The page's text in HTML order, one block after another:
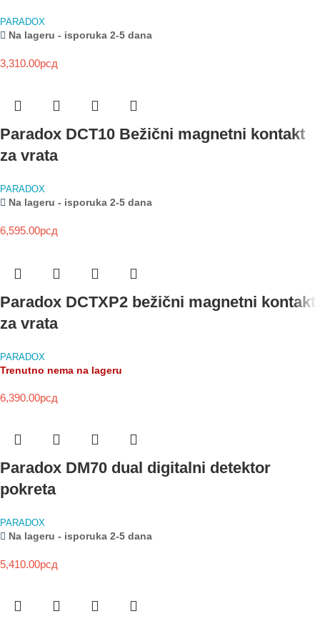
PARADOX
Na lageru - isporuka 2-5 dana
3,310.00рсд
Paradox DCT10 Bežični magnetni kontakt
za vrata
PARADOX
Na lageru - isporuka 2-5 dana
6,595.00рсд
Paradox DCTXP2 bežični magnetni kontakt
za vrata
PARADOX
Trenutno nema na lageru
6,390.00рсд
Paradox DM70 dual digitalni detektor
pokreta
PARADOX
Na lageru - isporuka 2-5 dana
5,410.00рсд